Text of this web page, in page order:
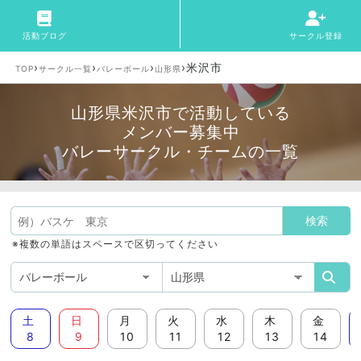
活動ブログ サークル登録
TOP›サークル一覧 › バレーボール›山形県›米沢市
山形県米沢市で活動している
メンバー募集中
バレーサークル・チームの一覧
※複数の単語はスペースで区切ってください
土
8
日
9
月
10
火
11
水
12
木
13
金
14